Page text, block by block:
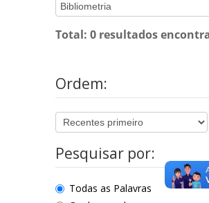
Total: 0 resultados
Ordem:
Pesquisar por:
Todas as Palavras